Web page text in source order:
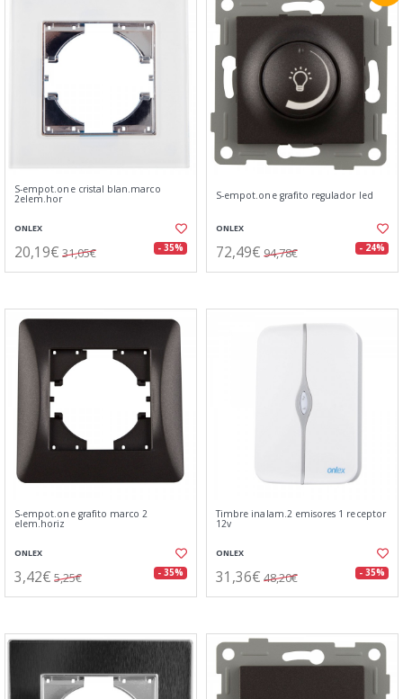
S-empot.one cristal blan.marco
2elem.hor
ONLEX
20,19€ 31,05€ - 35%
S-empot.one grafito regulador led
ONLEX
72,49€ 94,78€ - 24%
S-empot.one grafito marco 2
elem.horiz
ONLEX
3,42€ 5,25€ - 35%
Timbre inalam.2 emisores 1 receptor
12v
ONLEX
31,36€ 48,20€ - 35%